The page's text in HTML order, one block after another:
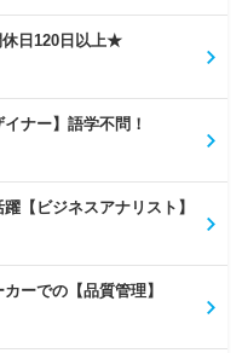
休日120日以上★
ナー】語学不問！
【ビジネスアナリスト】
ーでの【品質管理】